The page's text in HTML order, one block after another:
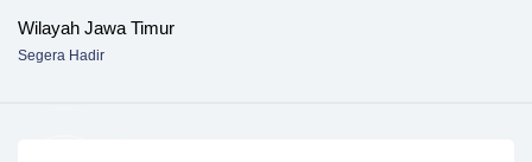
Wilayah Jawa Timur
Segera Hadir